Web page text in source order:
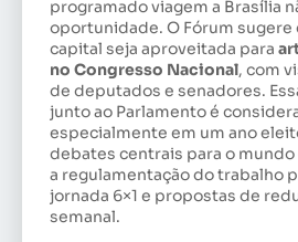
programado viagem a Brasília
oportunidade. O Fórum sugere
capital seja aproveitada para
no Congresso Nacional, com
de deputados e senadores.
junto ao Parlamento é
especialmente em um ano
debates centrais para o
a regulamentação do trabalho
jornada 6×1 e propostas de
semanal.